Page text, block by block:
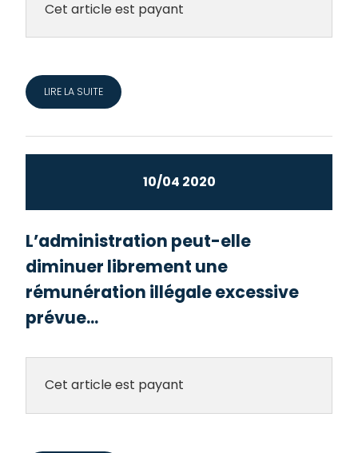
Cet article est payant
LIRE LA SUITE
10/04 2020
L’administration peut-elle
diminuer librement une
rémunération illégale excessive
prévue...
Cet article est payant